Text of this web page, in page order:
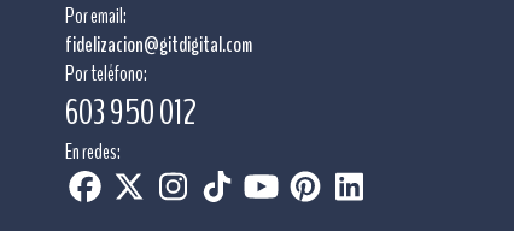
Por email:
fidelizacion@gitdigital.com
Por teléfono:
603 950 012
En redes: